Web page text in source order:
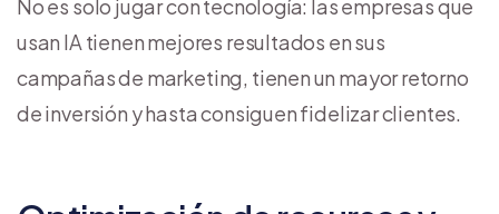
No es solo jugar con tecnología: las empresas que
usan IA tienen mejores resultados en sus
campañas de marketing, tienen un mayor retorno
de inversión y hasta consiguen fidelizar clientes.